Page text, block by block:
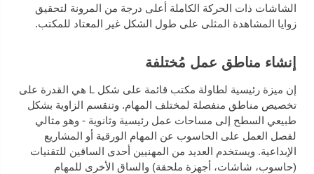
الشاشات ذات الحركة الكاملة أعلى درجة من المرونة لتحقيق
زوايا المشاهدة المثلى على طول الشكل غير المعتاد للمكتب.
إنشاء مناطق عمل مُختلفة
إن ميزة رئيسية لطاولة مكتب قائمة على شكل L هي القدرة على
تخصيص مناطق منفصلة لمختلف المهام. وتنقسم الزاوية بشكل
طبيعي السطح إلى مساحات عمل رئيسية وثانوية - وهو مثالي
لفصل العمل على الحاسوب عن المهام الورقية أو المشاريع
الإبداعية. ويستخدم العديد من المهنيين أحدى الساقين للتقنيات
(حاسوب، شاشات، أجهزة ملحقة) والساق الأخرى للمهام